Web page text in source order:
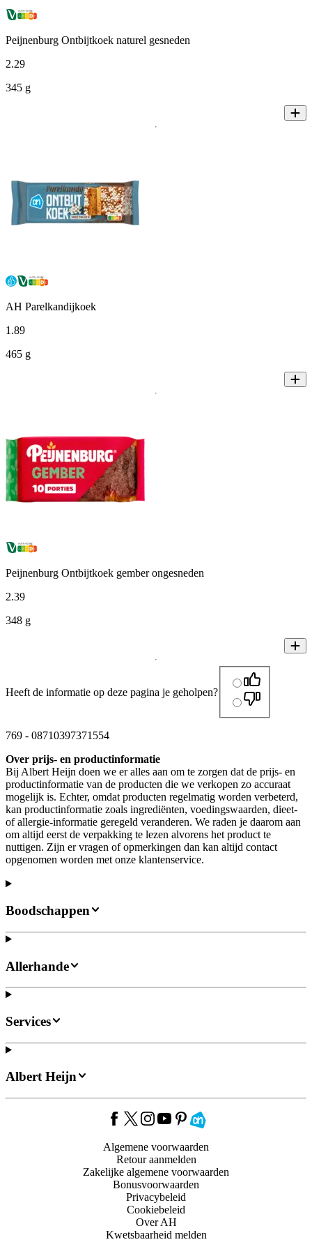
Peijnenburg Ontbijtkoek naturel gesneden
2.29
345 g
AH Parelkandijkoek
1 .89
465 g
Peijnenburg Ontbijtkoek gember ongesneden
2.39
348 g
Heeft de informatie op deze pagina je geholpen?
769 - 08710397371554
Over prijs- en productinformatie
Bij Albert Heijn doen we er alles aan om te zorgen dat de prijs- en
productinformatie van de producten die we verkopen zo accuraat
mogelijk is. Echter, omdat producten regelmatig worden verbeterd,
kan productinformatie zoals ingrediënten, voedingswaarden, dieet-
of allergie-informatie geregeld veranderen. We raden je daarom aan
om altijd eerst de verpakking te lezen alvorens het product te
nuttigen. Zijn er vragen of opmerkingen dan kan altijd contact
opgenomen worden met onze klantenservice.
Boodschappen
Allerhande
Services
Albert Heijn
Algemene voorwaarden
Retour aanmelden
Zakelijke algemene voorwaarden
Bonusvoorwaarden
Privacybeleid
Cookiebeleid
Over AH
Kwetsbaarheid melden